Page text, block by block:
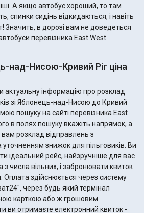
там
спинки сидінь відкидаються, і навіть
Значить, в дорозі вам не доведеться
перевізника East West
над-Нисою-Кривий Ріг ціна
інформацію про розклад
зі Яблонець-над-Нисою до Кривий
пошуку на сайті перевізника East
в полях пошуку вкажіть напрямок, а
розклад відправлень з
знижок для пільговиків. Ви
ідеальний рейс, найзручніше для вас
з числа вільних, і забронювати квиток
Оплата здійснюється через систему
через будь який термінал
карткою або ж грошовим